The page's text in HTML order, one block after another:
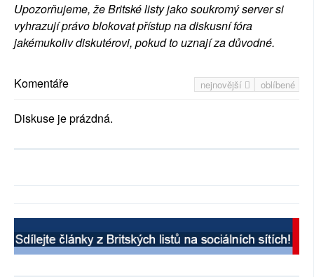
Upozorňujeme, že Britské listy jako soukromý server si
vyhrazují právo blokovat přístup na diskusní fóra
jakémukoliv diskutérovi, pokud to uznají za důvodné.
nejnovější oblíbené
Komentáře
Diskuse je prázdná.